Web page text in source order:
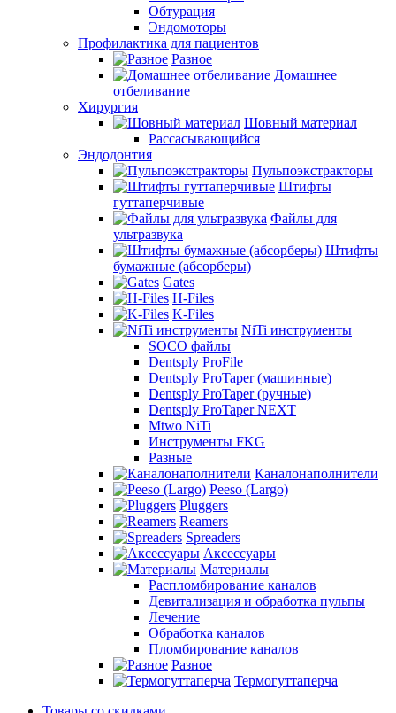
Обтурация
Эндомоторы
Профилактика для пациентов
Разное
Домашнее
отбеливание
Хирургия
Шовный материал
Рассасывающийся
Эндодонтия
Пульпоэкстракторы
Штифты
гуттаперчивые
Файлы для
ультразвука
Штифты
бумажные (абсорберы)
Gates
H-Files
K-Files
NiTi инструменты
SOCO файлы
Dentsply ProFile
Dentsply ProTaper (машинные)
Dentsply ProTaper (ручные)
Dentsply ProTaper NEXT
Mtwo NiTi
Инструменты FKG
Разные
Каналонаполнители
Peeso (Largo)
Pluggers
Reamers
Spreaders
Аксессуары
Материалы
Распломбирование каналов
Девитализация и обработка пульпы
Лечение
Обработка каналов
Пломбирование каналов
Разное
Термогуттаперча